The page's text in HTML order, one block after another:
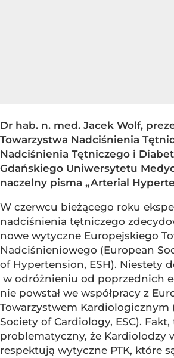
Dr hab. n. med. Jacek Wolf,
Towarzystwa Nadciśnienia
Nadciśnienia Tętniczego i
Gdańskiego Uniwersytetu
naczelny pisma „Arterial
W czerwcu bieżącego roku
nadciśnienia tętniczego
nowe wytyczne Europejskiego
Nadciśnieniowego (European
of Hypertension, ESH). Niestety
w odróżnieniu od poprzednich
nie powstał we współpracy z
Towarzystwem Kardiologicznym
Society of Cardiology, ESC).
problematyczny, że Kardiolodzy
respektują wytyczne PTK, które